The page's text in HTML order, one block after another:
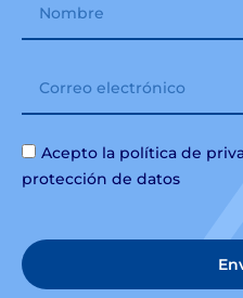
Acepto la política de
protección de datos